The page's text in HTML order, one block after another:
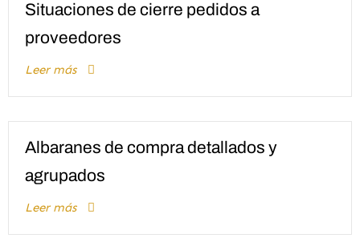
Situaciones de cierre pedidos a
proveedores
Leer más
Albaranes de compra detallados y
agrupados
Leer más